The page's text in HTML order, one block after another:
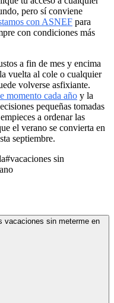
pero sí conviene
con ASNEF para
con condiciones más
a fin de mes y encima
vuelta al cole o cualquier
volverse asfixiante.
momento cada año y la
pequeñas tomadas
a ordenar las
el verano se convierta en
septiembre.
#vacaciones sin
vacaciones sin meterme en